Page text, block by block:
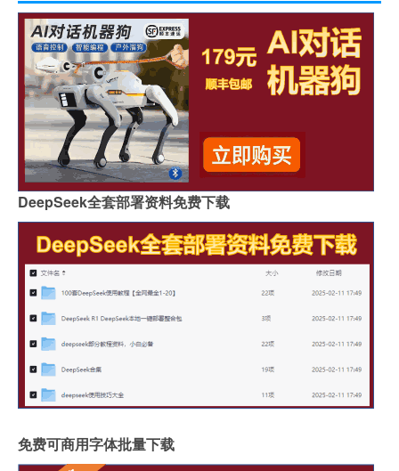
DeepSeek全套部署资料免费下载
免费可商用字体批量下载